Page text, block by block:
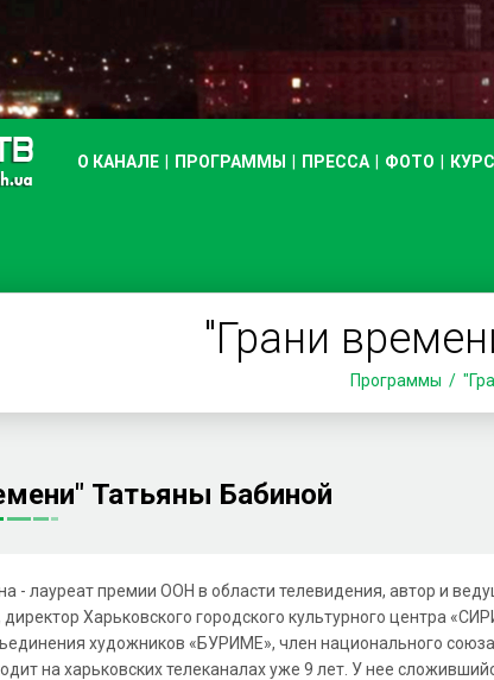
О КАНАЛЕ ПРОГРАММЫ ПРЕССА ФОТО
"Грани
Программы
Татьяны Бабиной
- лауреат премии ООН в области телевидения, автор и
директор Харьковского городского культурного центра
художников «БУРИМЕ», член национального
на харьковских телеканалах уже 9 лет. У нее